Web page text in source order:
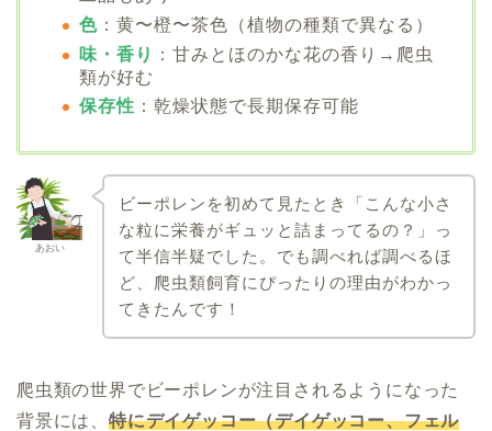
色 ：黄〜橙〜茶色（植物の種類で異なる）
味・香り
：甘みとほのかな花の香り→爬虫
類が好む
保存性 ：乾燥状態で長期保存可能
あおい
ビーポレンを初めて見たとき「こんな小さ
な粒に栄養がギュッと詰まってるの？」っ
て半信半疑でした。でも調べれば調べるほ
ど、爬虫類飼育にぴったりの理由がわかっ
てきたんです！
爬虫類の世界でビーポレンが注目されるようになった
背景には、 特にデイゲッコー（デイゲッコー、フェル